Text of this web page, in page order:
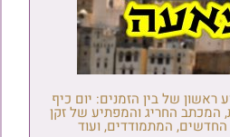
של בין הזמנים: יום כיף
המכתב החריג והמפתיע של זקן
החדשים, המתמודדים, ועוד